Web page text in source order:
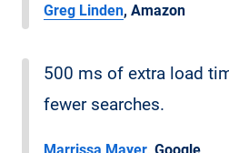
Greg Linden, Amazon
500 ms of extra load
fewer searches.